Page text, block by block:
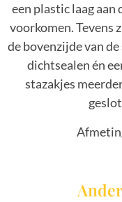
een plastic laag
voorkomen. Tevens
de bovenzijde van
dichtsealen én
stazakjes